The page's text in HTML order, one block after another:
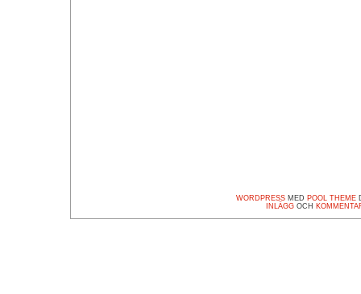
WORDPRESSMED POOL THEME
INLÄGGOCH